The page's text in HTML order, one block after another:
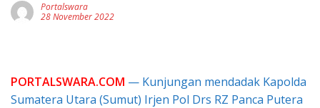
Portalswara
28 November 2022
PORTALSWARA.COM — Kunjungan mendadak Kapolda
Sumatera Utara (Sumut) Irjen Pol Drs RZ Panca Putera